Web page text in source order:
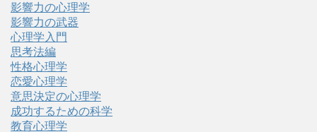
影響力の心理学
影響力の武器
心理学入門
思考法編
性格心理学
恋愛心理学
意思決定の心理学
成功するための科学
教育心理学